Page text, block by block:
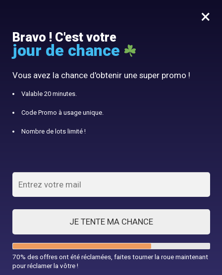
0
10% offert avec le code panier10
×
Bravo ! C'est votre
jour de chance
Vous avez la chance d'obtenir une super promo !
Valable 20 minutes.
Code Promo à usage unique.
Nombre de lots limité !
JE TENTE MA CHANCE
70% des offres ont été réclamées, faites tourner la roue maintenant
pour réclamer la vôtre !